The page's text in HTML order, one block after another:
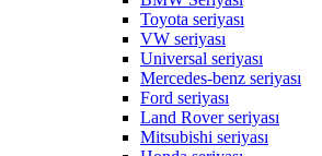
Toyota seriyası
VW seriyası
Universal seriyası
Mercedes-benz seriyası
Ford seriyası
Land Rover seriyası
Mitsubishi seriyası